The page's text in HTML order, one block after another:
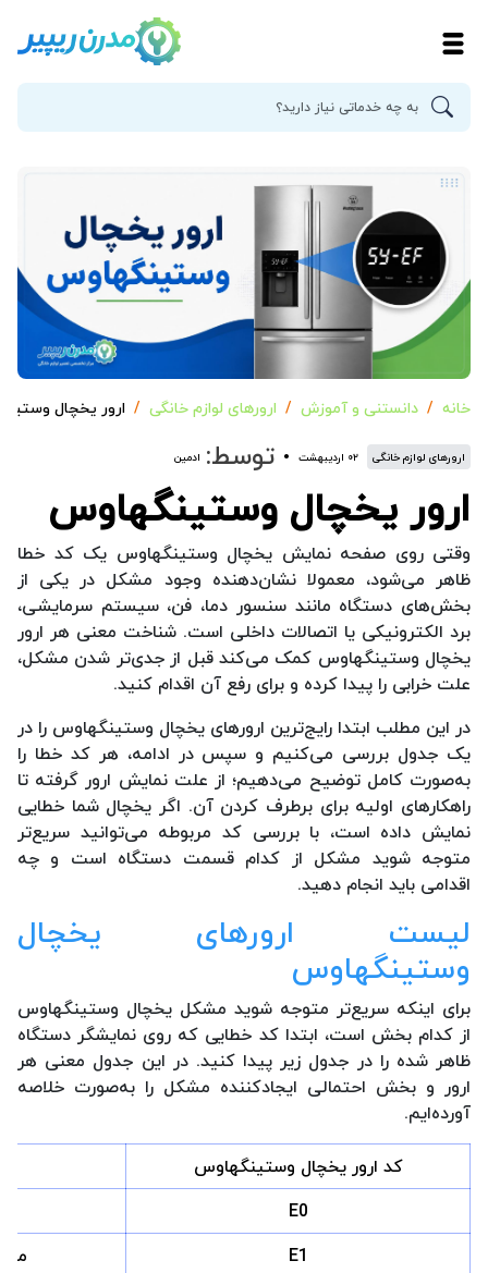
خانه دانستنی و آموزش ارورهای لوازم خانگی ارور یخچال
ارورهای لوازم خانگی ۰۲ اردیبهشت توسط: ادمین
ارور یخچال وستینگهاوس
وقتی روی صفحه نمایش یخچال وستینگهاوس یک کد خطا
ظاهر می‌شود، معمولا نشان‌دهنده وجود مشکل در یکی از
بخش‌های دستگاه مانند سنسور دما، فن، سیستم سرمایشی،
برد الکترونیکی یا اتصالات داخلی است. شناخت معنی هر ارور
یخچال وستینگهاوس کمک می‌کند قبل از جدی‌تر شدن مشکل،
علت خرابی را پیدا کرده و برای رفع آن اقدام کنید.
در این مطلب ابتدا رایج‌ترین ارورهای یخچال وستینگهاوس را در
یک جدول بررسی می‌کنیم و سپس در ادامه، هر کد خطا را
به‌صورت کامل توضیح می‌دهیم؛ از علت نمایش ارور گرفته تا
راهکارهای اولیه برای برطرف کردن آن. اگر یخچال شما خطایی
نمایش داده است، با بررسی کد مربوطه می‌توانید سریع‌تر
متوجه شوید مشکل از کدام قسمت دستگاه است و چه
اقدامی باید انجام دهید.
لیست ارورهای یخچال
وستینگهاوس
برای اینکه سریع‌تر متوجه شوید مشکل یخچال وستینگهاوس
از کدام بخش است، ابتدا کد خطایی که روی نمایشگر دستگاه
ظاهر شده را در جدول زیر پیدا کنید. در این جدول معنی هر
ارور و بخش احتمالی ایجادکننده مشکل را به‌صورت خلاصه
آورده‌ایم.
کد ارور یخچال وستینگهاوس
E0
E1